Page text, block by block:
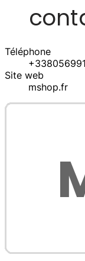
Téléphone
Site web
mshop.fr